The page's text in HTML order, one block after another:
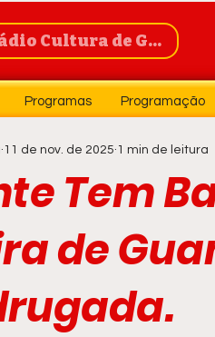
Cultura de Guanambi
Programas Programação
Tem
de
11 de nov. de 2025 1 min de leitura